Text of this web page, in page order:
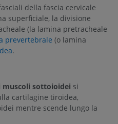
della fascia cervicale
superficiale, la divisione
(la lamina pretracheale
prevertebrale (o lamina
.
muscoli sottoioidei si
cartilagine tiroidea,
mentre scende lungo la